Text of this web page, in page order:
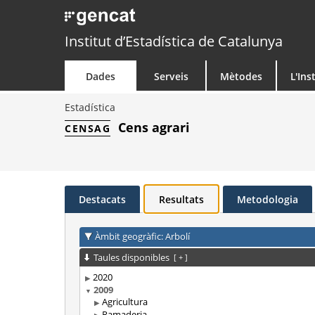
Institut d’Estadística de Catalunya
Dades Serveis Mètodes
Estadística
CENSAG
Cens agrari
Destacats Resultats Metodologia
Àmbit geogràfic: Arbolí
Taules disponibles [ + ]
2020
2009
Agricultura